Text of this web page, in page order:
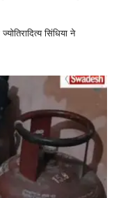
सिंधिया ने